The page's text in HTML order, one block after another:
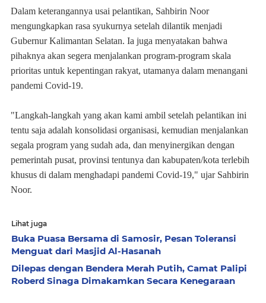
Dalam keterangannya usai pelantikan, Sahbirin Noor
mengungkapkan rasa syukurnya setelah dilantik menjadi
Gubernur Kalimantan Selatan. Ia juga menyatakan bahwa
pihaknya akan segera menjalankan program-program skala
prioritas untuk kepentingan rakyat, utamanya dalam menangani
pandemi Covid-19.
"Langkah-langkah yang akan kami ambil setelah pelantikan ini
tentu saja adalah konsolidasi organisasi, kemudian menjalankan
segala program yang sudah ada, dan menyinergikan dengan
pemerintah pusat, provinsi tentunya dan kabupaten/kota terlebih
khusus di dalam menghadapi pandemi Covid-19," ujar Sahbirin
Noor.
Lihat juga
Buka Puasa Bersama di Samosir, Pesan Toleransi
Menguat dari Masjid Al-Hasanah
Dilepas dengan Bendera Merah Putih, Camat Palipi
Roberd Sinaga Dimakamkan Secara Kenegaraan